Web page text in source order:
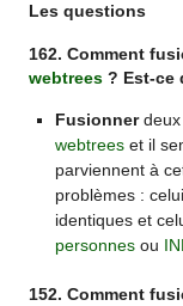
Les questions
162. Comment
webtrees ? Est-ce
Fusionnerdeux
webtreeset il
parviennent à
problèmes :
identiques et
personnesou
152. Comment